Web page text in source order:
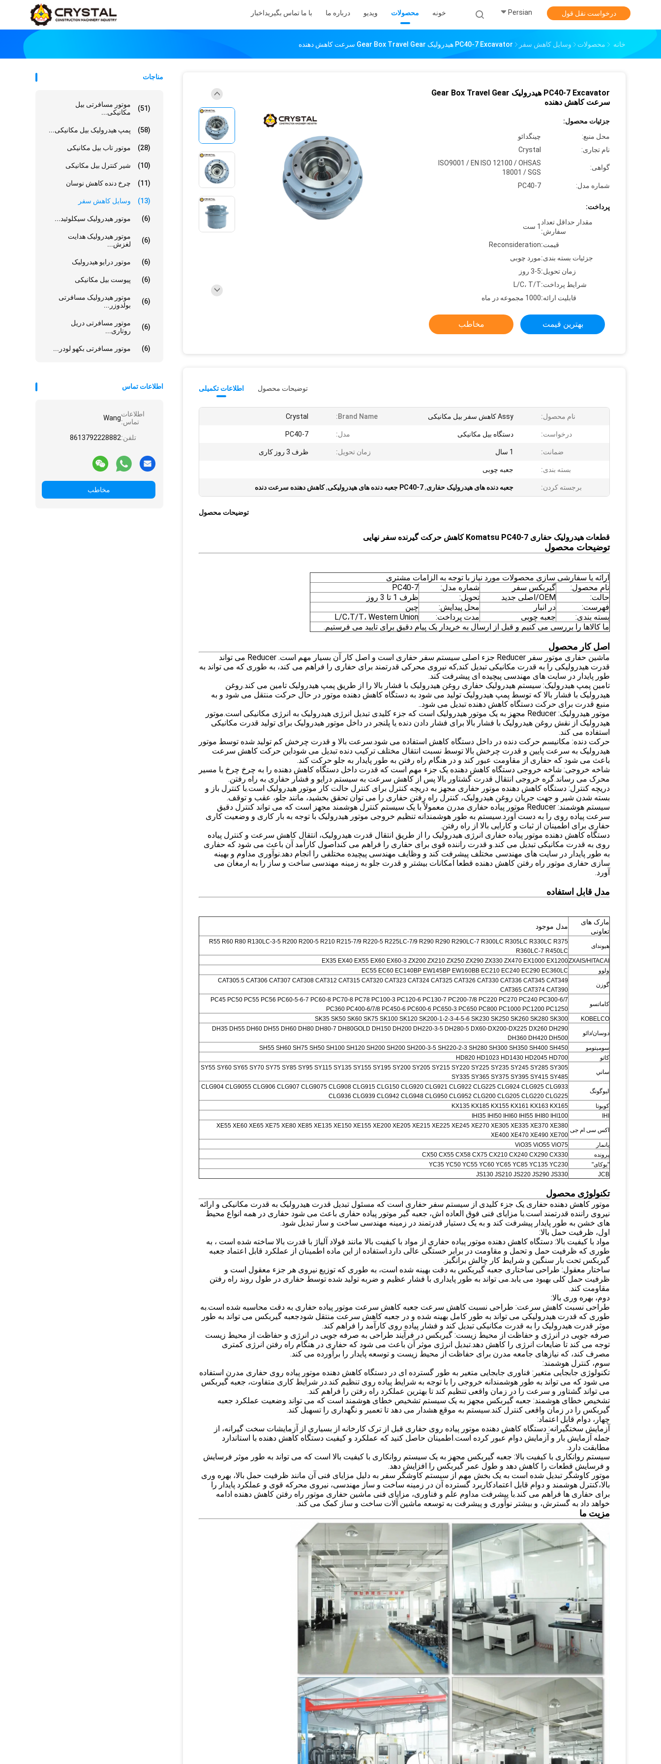
خونه محصولات ویدیو درباره ما با ما تماس بگیریداخبار Persian درخواست نقل قول
خانه محصولات وسایل کاهش سفر PC40-7 Excavator هيدرولیک Gear Box Travel Gear سرعت کاهش دهنده
مناجات
موتور مسافرتی بیل
مکانیکی...
(51)
پمپ هیدرولیک بیل مکانیکی... (58)
موتور تاب بیل مکانیکی (28)
شیر کنترل بیل مکانیکی (10)
چرخ دنده کاهش نوسان (11)
وسایل کاهش سفر (13)
موتور هیدرولیک سیکلوئید... (6)
موتور هیدرولیک هدایت
لغزش...
(6)
موتور درایو هیدرولیک (6)
پیوست بیل مکانیکی (6)
موتور هیدرولیک مسافرتی
بولدوزر...
(6)
موتور مسافرتی دریل
روتاری...
(6)
موتور مسافرتی بکهو لودر... (6)
اطلاعات تماس
اطلاعات
تماس:Wang
تلفن:8613792228882
مخاطب
PC40-7 Excavator هيدرولیک Gear Box Travel Gear
سرعت کاهش دهنده
جزئیات محصول:
محل منبع:
چینگدائو
نام تجاری:
Crystal
گواهی:
ISO9001 / EN ISO 12100 / OHSAS
18001 / SGS
شماره مدل:
PC40-7
پرداخت:
مقدار حداقل تعداد
سفارش:
1 ست
قیمت:Reconsideration
جزئیات بسته بندی:مورد چوبی
زمان تحویل:3-5 روز
شرایط پرداخت:L/C، T/T
قابلیت ارائه:1000 مجموعه در ماه
بهترین قیمت مخاطب
اطلاعات تکمیلی توضیحات محصول
نام محصول: Assy کاهش سفر بیل مکانیکی Brand Name:
Crystal
درخواست: دستگاه بیل مکانیکی مدل: PC40-7
ضمانت: 1 سال زمان تحویل: ظرف 3 روز کاری
بسته بندی: جعبه چوبی
برجسته کردن: جعبه دنده های هیدرولیک حفاری,PC40-7 جعبه دنده های هیدرولیکی ,کاهش دهنده سرعت دنده
توضیحات محصول
قطعات هیدرولیک حفاری Komatsu PC40-7 کاهش حرکت گیرنده سفر نهایی
توضیحات محصول
ارائه یا سفارشی سازی محصولات مورد نیاز با توجه به الزامات مشتری
نام محصول:
گیربکس سفر شماره مدل:
PC40-7
حالت:
OEM/اصلی جدید تحویل:
ظرف 1 تا 3 روز
فهرست:
در انبار محل پیدایش:
چین
بسته بندی:
جعبه چوبی مدت پرداخت:
L/C،T/T، Western Union
ما کالاها را بررسی می کنیم و قبل از ارسال به خریدار یک پیام دقیق برای تایید می فرستیم.
اصل کار محصول
ماشین حفاری موتور سفر Reducer جزء اصلی سیستم سفر حفاری است و اصل کار آن بسیار مهم است. Reducer می تواند
قدرت هیدرولیکی را به قدرت مکانیکی تبدیل کند,که نیروی محرکی قدرتمند برای حفاری را فراهم می کند، به طوری که می تواند به
طور پایدار در سایت های مهندسی پیچیده ای پیشرفت کند.
تامین پمپ هیدرولیک: سیستم هیدرولیک حفاری روغن هیدرولیک با فشار بالا را از طریق پمپ هیدرولیک تامین می کند.روغن
هیدرولیک با فشار بالا که توسط پمپ هیدرولیک تولید می شود به دستگاه کاهش دهنده موتور در حال حرکت منتقل می شود و به
منبع قدرت برای حرکت دستگاه کاهش دهنده تبدیل می شود..
موتور هیدرولیک: Reducer مجهز به یک موتور هیدرولیک است که جزء کلیدی تبدیل انرژی هیدرولیک به انرژی مکانیکی است.موتور
هیدرولیک از نقش روغن هیدرولیک با فشار بالا برای فشار دادن دنده یا پلنجر در داخل موتور هیدرولیک برای تولید قدرت مکانیکی
استفاده می کند.
حرکت دنده: مکانیسم حرکت دنده در داخل دستگاه کاهش استفاده می شود.سرعت بالا و قدرت چرخش کم تولید شده توسط موتور
هیدرولیک به سرعت پایین و قدرت چرخش بالا توسط نسبت انتقال مختلف ترکیب دنده تبدیل می شوداین حرکت کاهش سرعت
باعث می شود که حفاری از مقاومت عبور کند و در هنگام راه رفتن به طور پایدار به جلو حرکت کند.
شاخه خروجی: شاخه خروجی دستگاه کاهش دهنده یک جزء مهم است که قدرت داخل دستگاه کاهش دهنده را به چرخ چرخ یا مسیر
محرک می رساند.گره خروجی انتقال قدرت گشتاور بالا پس از کاهش سرعت به سیستم درایو و فشار حفاری به راه رفتن.
دریچه کنترل: دستگاه کاهش دهنده موتور حفاری مجهز به دریچه کنترل برای کنترل حالت کار موتور هیدرولیک است.با کنترل باز و
بسته شدن شیر و جهت جریان روغن هیدرولیک، کنترل راه رفتن حفاری را می توان تحقق بخشید، مانند جلو، عقب و توقف.
سیستم هوشمند: Reducer موتور پیاده حفاری مدرن معمولاً با یک سیستم کنترل هوشمند مجهز است که می تواند کنترل دقیق
سرعت پیاده روی را به دست آورد.سیستم به طور هوشمندانه تنظیم خروجی موتور هیدرولیک با توجه به بار کاری و وضعیت کاری
حفاری برای اطمینان از ثبات و کارایی بالا از راه رفتن.
دستگاه کاهش دهنده موتور پیاده حفاری انرژی هیدرولیک را از طریق انتقال قدرت هیدرولیک، انتقال کاهش سرعت و کنترل پیاده
روی به قدرت مکانیکی تبدیل می کند.و قدرت راننده قوی برای حفاری را فراهم می کنداصول کارآمد آن باعث می شود که حفاری
به طور پایدار در سایت های مهندسی مختلف پیشرفت کند و وظایف مهندسی پیچیده مختلفی را انجام دهد.نوآوری مداوم و بهینه
سازی حفاری موتور راه رفتن کاهش دهنده قطعا امکانات بیشتر و قدرت جلو به زمینه مهندسی ساخت و ساز را به ارمغان می
آورد.
مدل قابل استفاده
مارک های
تعاونی
مدل موجود
هیوندای
R55 R60 R80 R130LC-3-5 R200 R200-5 R210 R215-7/9 R220-5 R225LC-7/9 R290 R290 R290LC-7 R300LC R305LC R330LC R375
R360LC-7 R450LC
ZXAIS/HITACAI
EX35 EX40 EX55 EX60 EX60-3 ZX200 ZX210 ZX250 ZX290 ZX330 ZX470 EX1000 EX1200
ولوو
EC55 EC60 EC140BP EW145BP EW160BB EC210 EC240 EC290 EC360LC
گوزن
CAT305.5 CAT306 CAT307 CAT308 CAT312 CAT315 CAT320 CAT323 CAT324 CAT325 CAT326 CAT330 CAT336 CAT345 CAT349
CAT365 CAT374 CAT390
کاماتسو
PC45 PC50 PC55 PC56 PC60-5-6-7 PC60-8 PC70-8 PC78 PC100-3 PC120-6 PC130-7 PC200-7/8 PC220 PC270 PC240 PC300-6/7
PC360 PC400-6/7/8 PC450-6 PC600-6 PC650-3 PC650 PC800 PC1000 PC1200 PC1250
KOBELCO
SK35 SK50 SK60 SK75 SK100 SK120 SK200-1-2-3-4-5-6 SK230 SK250 SK260 SK280 SK300
دوسان/دائو
DH35 DH55 DH60 DH55 DH60 DH80 DH80-7 DH80GOLD DH150 DH200 DH220-3-5 DH280-5 DX60-DX200-DX225 DX260 DH290
DH360 DH420 DH500
سوميتومو
SH55 SH60 SH75 SH50 SH100 SH120 SH200 SH200 SH200-3-5 SH220-2-3 SH280 SH300 SH350 SH400 SH450
کاتو
HD820 HD1023 HD1430 HD2045 HD700
ساني
SY55 SY60 SY65 SY70 SY75 SY85 SY95 SY115 SY135 SY155 SY195 SY200 SY205 SY215 SY220 SY225 SY235 SY245 SY285 SY305
SY335 SY365 SY375 SY395 SY415 SY485
ليوگونگ
CLG904 CLG9055 CLG906 CLG907 CLG9075 CLG908 CLG915 CLG150 CLG920 CLG921 CLG922 CLG225 CLG924 CLG925 CLG933
CLG936 CLG939 CLG942 CLG948 CLG950 CLG952 CLG200 CLG205 CLG220 CLG225
کوبوتا
KX135 KX185 KX155 KX161 KX163 KX165
IHI
IHI35 IHI50 IHI60 IHI55 IHI80 IHI100
اکس سی ام جی
XE55 XE60 XE65 XE75 XE80 XE85 XE135 XE150 XE155 XE200 XE205 XE215 XE225 XE245 XE270 XE305 XE335 XE370 XE380
XE400 XE470 XE490 XE700
یانمار
ViO35 ViO55 ViO75
پرونده
CX50 CX55 CX58 CX75 CX210 CX240 CX290 CX330
"یوکای"
YC35 YC50 YC55 YC60 YC65 YC85 YC135 YC230
JCB
JS130 JS210 JS220 JS290 JS330
تکنولوژی محصول
موتور کاهش دهنده حفاری یک جزء کلیدی از سیستم سفر حفاری است که مسئول تبدیل قدرت هیدرولیک به قدرت مکانیکی و ارائه
نیروی راننده قدرتمند است.با مزایای فنی فوق العاده اش، جعبه گیر موتور پیاده حفاری باعث می شود حفاری در همه انواع محیط
های خشن به طور پایدار پیشرفت کند و به یک دستیار قدرتمند در زمینه مهندسی ساخت و ساز تبدیل شود.
اول، ظرفیت حمل بالا:
مواد با کیفیت بالا: دستگاه کاهش دهنده موتور پیاده حفاری از مواد با کیفیت بالا مانند فولاد آلیاژ با قدرت بالا ساخته شده است ، به
طوری که ظرفیت حمل و تحمل و مقاومت در برابر خستگی عالی دارد.استفاده از این ماده اطمینان از عملکرد قابل اعتماد جعبه
گیربکس تحت بار سنگین و شرایط کار چالش برانگیز.
ساختار معقول: طراحی ساختاری جعبه گیربکس به دقت بهینه شده است، به طوری که توزیع نیروی هر جزء معقول است و
ظرفیت حمل کلی بهبود می یابد.می تواند به طور پایداری با فشار عظیم و ضربه تولید شده توسط حفاری در طول روند راه رفتن
مقاومت کند.
دوم، بهره وری بالا:
طراحی نسبت کاهش سرعت: طراحی نسبت کاهش سرعت جعبه کاهش سرعت موتور پیاده حفاری به دقت محاسبه شده است.به
طوری که قدرت هیدرولیکی می تواند به طور کامل بهینه شده و در جعبه کاهش سرعت منتقل شودجعبه گیربکس می تواند به طور
موثر قدرت هیدرولیک را به قدرت مکانیکی تبدیل کند و فشار پیاده روی کارآمد را فراهم کند.
صرفه جویی در انرژی و حفاظت از محیط زیست: گیربکس در فرآیند طراحی به صرفه جویی در انرژی و حفاظت از محیط زیست
توجه می کند تا ضایعات انرژی را کاهش دهد.تبدیل انرژی موثر آن باعث می شود که حفاری در هنگام راه رفتن انرژی کمتری
مصرف کند، که نیازهای جامعه مدرن برای حفاظت از محیط زیست و توسعه پایدار را برآورده می کند.
سوم، کنترل هوشمند:
تکنولوژی جابجایی متغیر: فناوری جابجایی متغیر به طور گسترده ای در دستگاه کاهش دهنده موتور پیاده روی حفاری مدرن استفاده
می شود که می تواند به طور هوشمندانه خروجی را با توجه به شرایط پیاده روی تنظیم کند.در شرایط کاری متفاوت، جعبه گیربکس
می تواند گشتاور و سرعت را در زمان واقعی تنظیم کند تا بهترین عملکرد راه رفتن را فراهم کند.
تشخیص خطای هوشمند: جعبه گیربکس مجهز به یک سیستم تشخیص خطای هوشمند است که می تواند وضعیت عملکرد جعبه
گیربکس را در زمان واقعی کنترل کند.سیستم به موقع هشدار می دهد تا تعمیر و نگهداری را تسهیل کند.
چهار، دوام قابل اعتماد:
آزمایش سختگیرانه: دستگاه کاهش دهنده موتور پیاده روی حفاری قبل از ترک کارخانه از بسیاری از آزمایشات سخت گیرانه، از
جمله آزمایش بار و آزمایش دوام عبور کرده است.اطمینان حاصل کنید که عملکرد و کیفیت دستگاه کاهش دهنده با استاندارد
مطابقت دارد.
سیستم روانکاری با کیفیت بالا: جعبه گیربکس مجهز به یک سیستم روانکاری با کیفیت بالا است که می تواند به طور موثر فرسایش
و فرسایش قطعات را کاهش دهد و طول عمر گیربکس را افزایش دهد.
موتور کاوشگر تبدیل شده است به یک بخش مهم از سیستم کاوشگر سفر به دلیل مزایای فنی آن مانند ظرفیت حمل بالا، بهره وری
بالا،کنترل هوشمند و دوام قابل اعتمادکاربرد گسترده آن در زمینه ساخت و ساز مهندسی، نیروی محرکه قوی و عملکرد پایدار را
برای حفاری ها فراهم می کند.با پیشرفت مداوم علم و فناوری، مزایای فنی ماشین حفاری موتور راه رفتن کاهش دهنده ادامه
خواهد داد به گسترش، و بیشتر نوآوری و پیشرفت به توسعه ماشین آلات ساخت و ساز کمک می کند.
مزیت ما